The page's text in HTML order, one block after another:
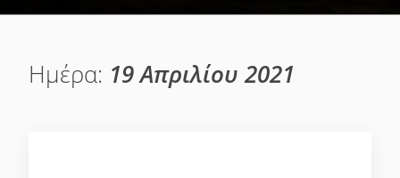
Ημέρα: 19 Απριλίου 2021